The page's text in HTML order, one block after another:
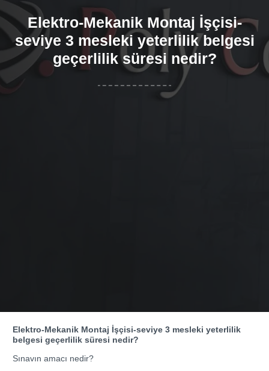
Elektro-Mekanik Montaj İşçisi-
seviye 3 mesleki yeterlilik belgesi
geçerlilik süresi nedir?
Elektro-Mekanik Montaj İşçisi-seviye 3 mesleki yeterlilik
belgesi geçerlilik süresi nedir?
Sınavın amacı nedir?